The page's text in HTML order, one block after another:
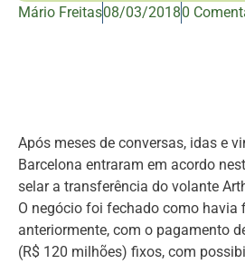
Mário Freitas08/03/20180
Após meses de conversas, idas e
Barcelona entraram em acordo
selar a transferência do volante
O negócio foi fechado como havia
anteriormente, com o pagamento
(R$ 120 milhões) fixos, com